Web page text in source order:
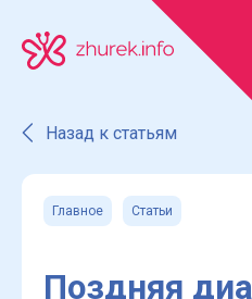
Назад к статьям
Главное Статьи
Поздняя